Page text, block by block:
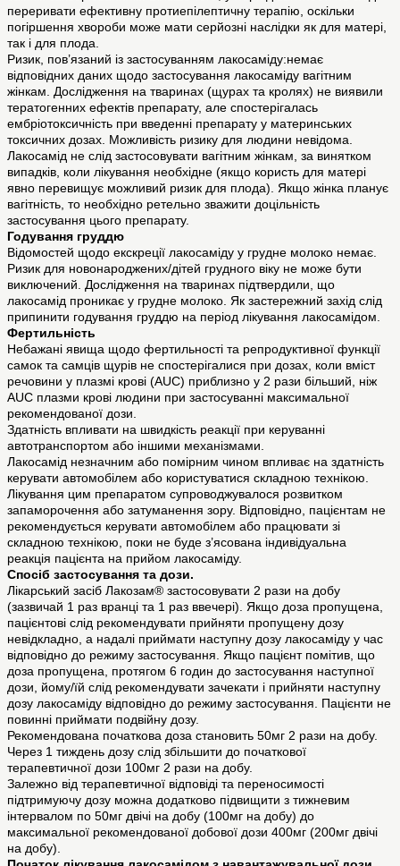
переривати ефективну протиепілептичну терапію, оскільки
погіршення хвороби може мати серйозні наслідки як для матері,
так і для плода.
Ризик, пов’язаний із застосуванням лакосаміду:немає
відповідних даних щодо застосування лакосаміду вагітним
жінкам. Дослідження на тваринах (щурах та кролях) не виявили
тератогенних ефектів препарату, але спостерігалась
ембріотоксичність при введенні препарату у материнських
токсичних дозах. Можливість ризику для людини невідома.
Лакосамід не слід застосовувати вагітним жінкам, за винятком
випадків, коли лікування необхідне (якщо користь для матері
явно перевищує можливий ризик для плода). Якщо жінка планує
вагітність, то необхідно ретельно зважити доцільність
застосування цього препарату.
Годування груддю
Відомостей щодо екскреції лакосаміду у грудне молоко немає.
Ризик для новонароджених/дітей грудного віку не може бути
виключений. Дослідження на тваринах підтвердили, що
лакосамід проникає у грудне молоко. Як застережний захід слід
припинити годування груддю на період лікування лакосамідом.
Фертильність
Небажані явища щодо фертильності та репродуктивної функції
самок та самців щурів не спостерігалися при дозах, коли вміст
речовини у плазмі крові (AUC) приблизно у 2 рази більший, ніж
AUC плазми крові людини при застосуванні максимальної
рекомендованої дози.
Здатність впливати на швидкість реакції при керуванні
автотранспортом або іншими механізмами.
Лакосамід незначним або помірним чином впливає на здатність
керувати автомобілем або користуватися складною технікою.
Лікування цим препаратом супроводжувалося розвитком
запаморочення або затуманення зору. Відповідно, пацієнтам не
рекомендується керувати автомобілем або працювати зі
складною технікою, поки не буде з’ясована індивідуальна
реакція пацієнта на прийом лакосаміду.
Спосіб застосування та дози.
Лікарський засіб Лакозам® застосовувати 2 рази на добу
(зазвичай 1 раз вранці та 1 раз ввечері). Якщо доза пропущена,
пацієнтові слід рекомендувати прийняти пропущену дозу
невідкладно, а надалі приймати наступну дозу лакосаміду у час
відповідно до режиму застосування. Якщо пацієнт помітив, що
доза пропущена, протягом 6 годин до застосування наступної
дози, йому/їй слід рекомендувати зачекати і прийняти наступну
дозу лакосаміду відповідно до режиму застосування. Пацієнти не
повинні приймати подвійну дозу.
Рекомендована початкова доза становить 50мг 2 рази на добу.
Через 1 тиждень дозу слід збільшити до початкової
терапевтичної дози 100мг 2 рази на добу.
Залежно від терапевтичної відповіді та переносимості
підтримуючу дозу можна додатково підвищити з тижневим
інтервалом по 50мг двічі на добу (100мг на добу) до
максимальної рекомендованої добової дози 400мг (200мг двічі
на добу).